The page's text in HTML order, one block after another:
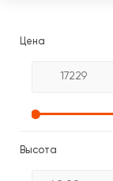
Цена
Высота